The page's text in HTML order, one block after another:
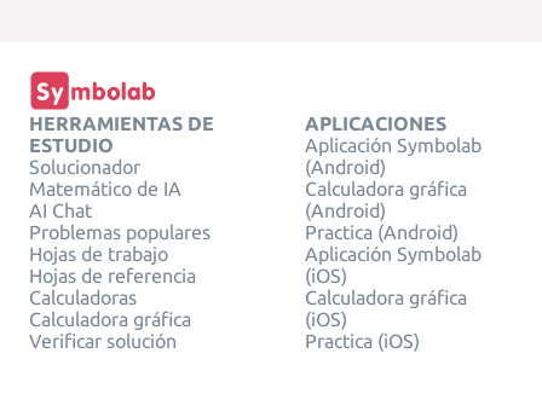
HERRAMIENTAS DE
ESTUDIO
Solucionador
Matemático de IA
AI Chat
Problemas populares
Hojas de trabajo
Hojas de referencia
Calculadoras
Calculadora gráfica
Verificar solución
APLICACIONES
Aplicación Symbolab
(Android)
Calculadora gráfica
(Android)
Practica (Android)
Aplicación Symbolab
(iOS)
Calculadora gráfica
(iOS)
Practica (iOS)